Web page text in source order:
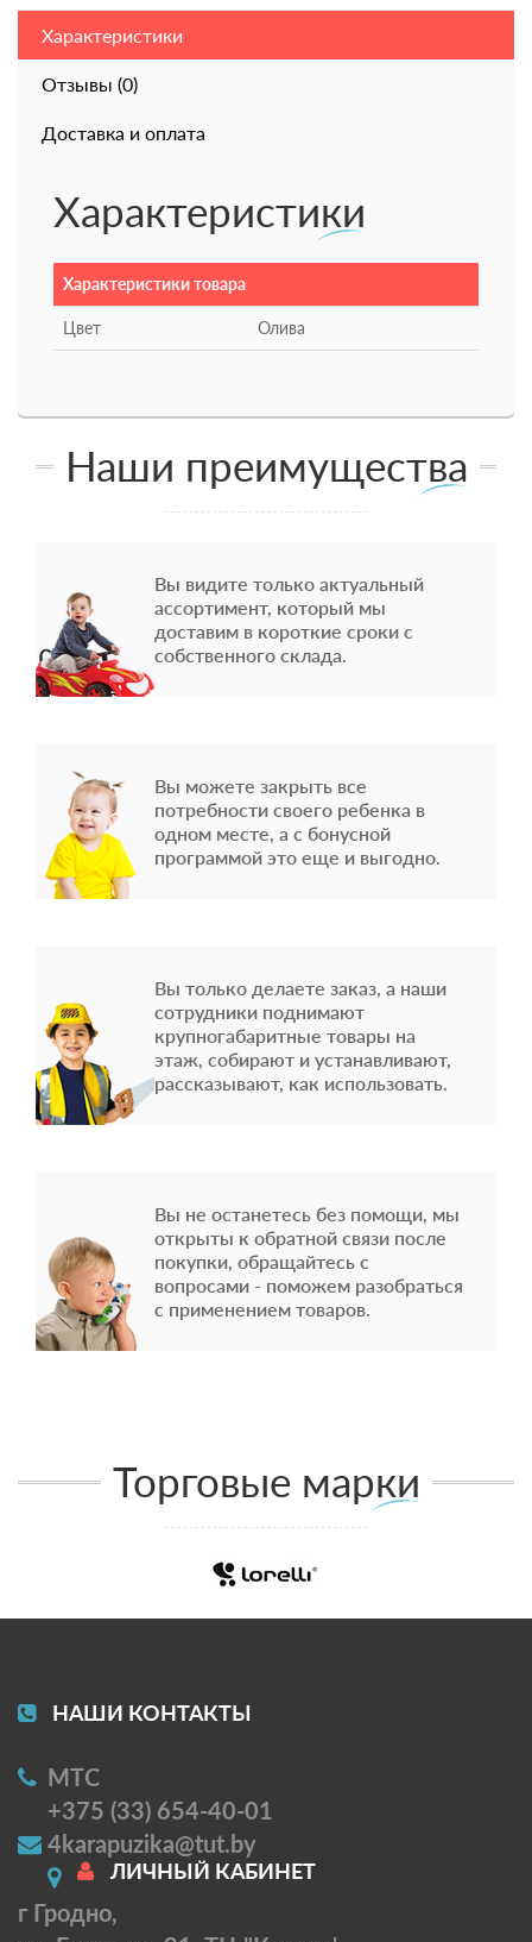
Характеристики
Отзывы (0)
Доставка и оплата
Характеристики
Характеристики товара
Цвет Олива
Наши преимущества
Вы видите только актуальный
ассортимент, который мы
доставим в короткие сроки с
собственного склада.
Вы можете закрыть все
потребности своего ребенка в
одном месте, а с бонусной
программой это еще и выгодно.
Вы только делаете заказ, а наши
сотрудники поднимают
крупногабаритные товары на
этаж, собирают и устанавливают,
рассказывают, как использовать.
Вы не останетесь без помощи, мы
открыты к обратной связи после
покупки, обращайтесь с
вопросами - поможем разобраться
с применением товаров.
Торговые марки
НАШИ КОНТАКТЫ
МТС
+375 (33) 654-40-01
4karapuzika@tut.by
г Гродно,
ЛИЧНЫЙ КАБИНЕТ